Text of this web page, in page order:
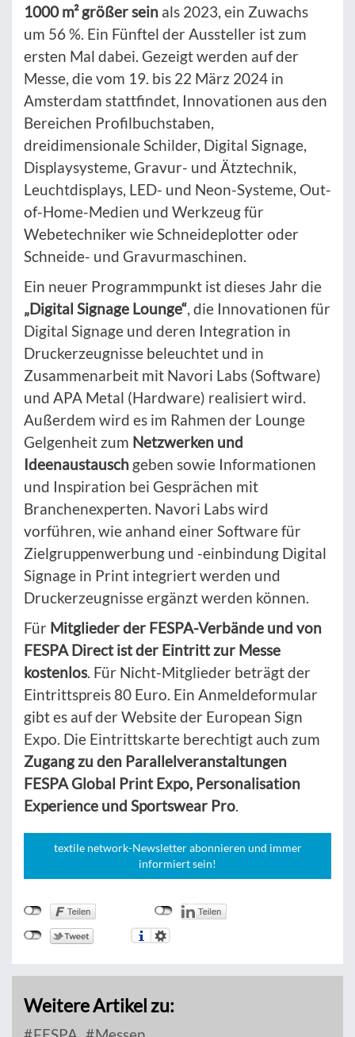
1000 m² größer sein als 2023, ein Zuwachs
um 56 %. Ein Fünftel der Aussteller ist zum
ersten Mal dabei. Gezeigt werden auf der
Messe, die vom 19. bis 22 März 2024 in
Amsterdam stattfindet, Innovationen aus den
Bereichen Profilbuchstaben,
dreidimensionale Schilder, Digital Signage,
Displaysysteme, Gravur- und Ätztechnik,
Leuchtdisplays, LED- und Neon-Systeme, Out-
of-Home-Medien und Werkzeug für
Webetechniker wie Schneideplotter oder
Schneide- und Gravurmaschinen.
Ein neuer Programmpunkt ist dieses Jahr die
„Digital Signage Lounge“, die Innovationen für
Digital Signage und deren Integration in
Druckerzeugnisse beleuchtet und in
Zusammenarbeit mit Navori Labs (Software)
und APA Metal (Hardware) realisiert wird.
Außerdem wird es im Rahmen der Lounge
Gelgenheit zum Netzwerken und
Ideenaustausch geben sowie Informationen
und Inspiration bei Gesprächen mit
Branchenexperten. Navori Labs wird
vorführen, wie anhand einer Software für
Zielgruppenwerbung und -einbindung Digital
Signage in Print integriert werden und
Druckerzeugnisse ergänzt werden können.
Für Mitglieder der FESPA-Verbände und von
FESPA Direct ist der Eintritt zur Messe
kostenlos. Für Nicht-Mitglieder beträgt der
Eintrittspreis 80 Euro. Ein Anmeldeformular
gibt es auf der Website der European Sign
Expo. Die Eintrittskarte berechtigt auch zum
Zugang zu den Parallelveranstaltungen
FESPA Global Print Expo, Personalisation
Experience und Sportswear Pro.
textile network-Newsletter abonnieren und immer
informiert sein!
Weitere Artikel zu: